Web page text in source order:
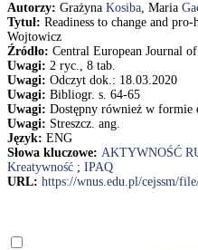
Autorzy: Grażyna Kosiba, Maria
Tytuł: Readiness to change and
Wojtowicz
Źródło: Central European Journal
Uwagi: 2 ryc., 8 tab.
Uwagi: Odczyt dok.: 18.03.2020
Uwagi: Bibliogr. s. 64-65
Uwagi: Dostępny również w formie
Uwagi: Streszcz. ang.
Język: ENG
Słowa kluczowe: AKTYWNOŚĆ
Kreatywność ; IPAQ
URL: https://wnus.edu.pl/cejssm/